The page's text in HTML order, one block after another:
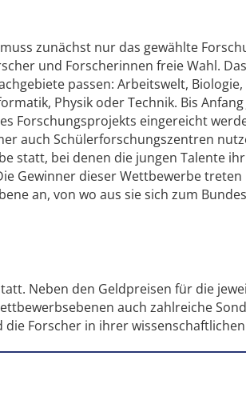
zunächst nur das gewählte
und Forscherinnen freie Wahl.
passen: Arbeitswelt,
Physik oder Technik. Bis
Forschungsprojekts eingereicht
auch Schülerforschungszentren
statt, bei denen die jungen Talente
Gewinner dieser Wettbewerbe
an, von wo aus sie sich zum
Neben den Geldpreisen für die
auch zahlreiche
Forscher in ihrer